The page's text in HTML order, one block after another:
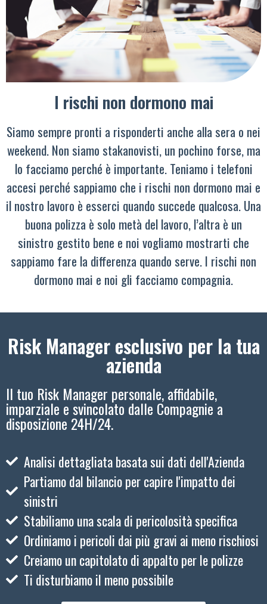
I rischi non dormono mai
Siamo sempre pronti a risponderti anche alla sera o nei
weekend. Non siamo stakanovisti, un pochino forse, ma
lo facciamo perché è importante. Teniamo i telefoni
accesi perché sappiamo che i rischi non dormono mai e
il nostro lavoro è esserci quando succede qualcosa. Una
buona polizza è solo metà del lavoro, l’altra è un
sinistro gestito bene e noi vogliamo mostrarti che
sappiamo fare la differenza quando serve. I rischi non
dormono mai e noi gli facciamo compagnia.
Risk Manager esclusivo per la tua
azienda
Il tuo Risk Manager personale, affidabile,
imparziale e svincolato dalle Compagnie a
disposizione 24H/24.
Analisi dettagliata basata sui dati dell'Azienda
Partiamo dal bilancio per capire l'impatto dei
sinistri
Stabiliamo una scala di pericolosità specifica
Ordiniamo i pericoli dai più gravi ai meno rischiosi
Creiamo un capitolato di appalto per le polizze
Ti disturbiamo il meno possibile